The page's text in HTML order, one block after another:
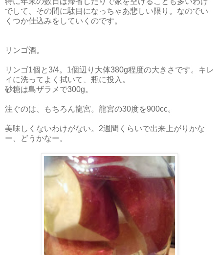
でして、その間に駄目になっちゃあ悲しい限り。なのでい
くつか仕込みをしていくのです。
リンゴ酒。
リンゴ1個と3/4。1個辺り大体380g程度の大きさです。キレ
イに洗ってよく拭いて、瓶に投入。
砂糖は島ザラメで300g。
注ぐのは、もちろん龍宮。龍宮の30度を900cc。
美味しくないわけがない。2週間くらいで出来上がりかな
ー、どうかなー。